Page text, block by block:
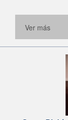
Ver más